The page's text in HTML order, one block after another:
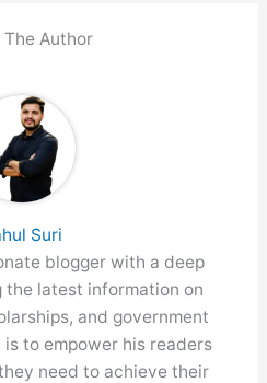
The Author
Suri
blogger with a deep
latest information on
and government
is to empower his readers
need to achieve their